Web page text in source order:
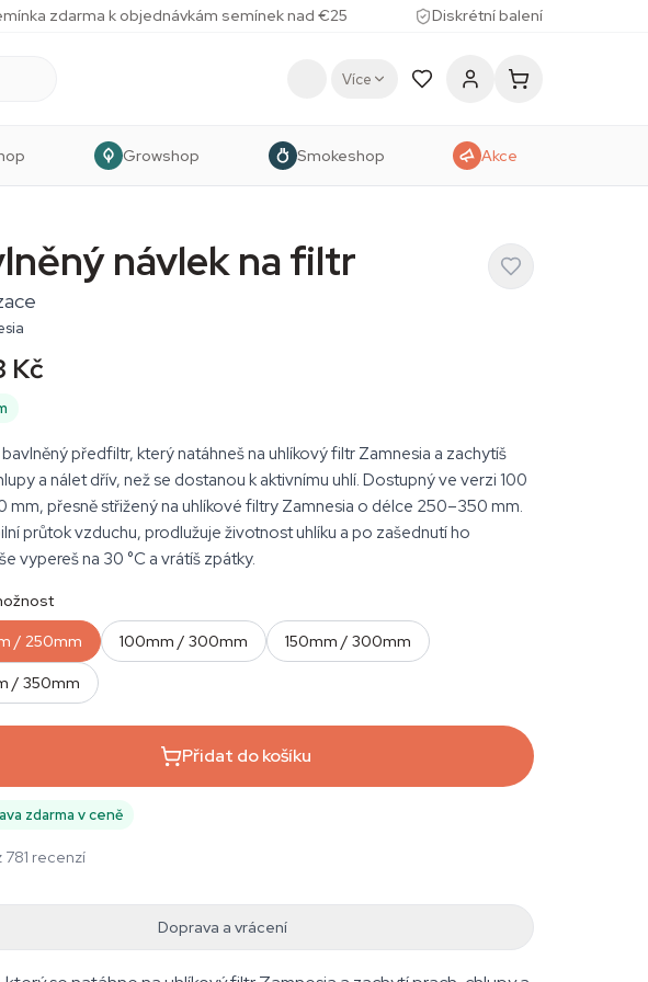
zdarma k objednávkám semínek nad €25 Diskrétní balení
Více
Growshop Smokeshop Akce
návlek na filtr
Kč
předfiltr, který natáhneš na uhlíkový filtr Zamnesia a zachytíš
a nálet dřív, než se dostanou k aktivnímu uhlí. Dostupný ve verzi 100
mm, přesně střižený na uhlíkové filtry Zamnesia o délce 250–350 mm.
průtok vzduchu, prodlužuje životnost uhlíku a po zašednutí ho
vypereš na 30 °C a vrátíš zpátky.
/ 250mm 100mm / 300mm 150mm / 300mm
/ 350mm
Přidat do košíku
zdarma v ceně
781 recenzí
Doprava a vrácení